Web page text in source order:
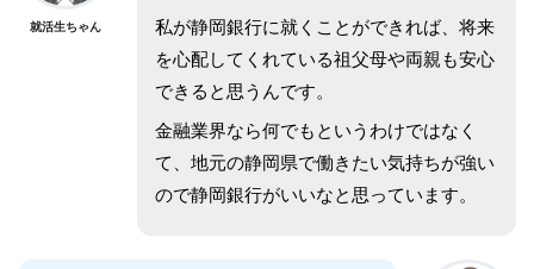
就活生ちゃん
私が静岡銀行に就くことができれば、将来
を心配してくれている祖父母や両親も安心
できると思うんです。
金融業界なら何でもというわけではなく
て、地元の静岡県で働きたい気持ちが強い
ので静岡銀行がいいなと思っています。